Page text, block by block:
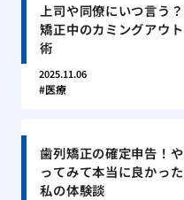
上司や同僚にいつ言う？
矯正中のカミングアウト
術
2025.11.06
医療
歯列矯正の確定申告！や
ってみて本当に良かった
私の体験談